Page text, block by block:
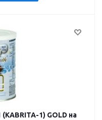
1) GOLD на